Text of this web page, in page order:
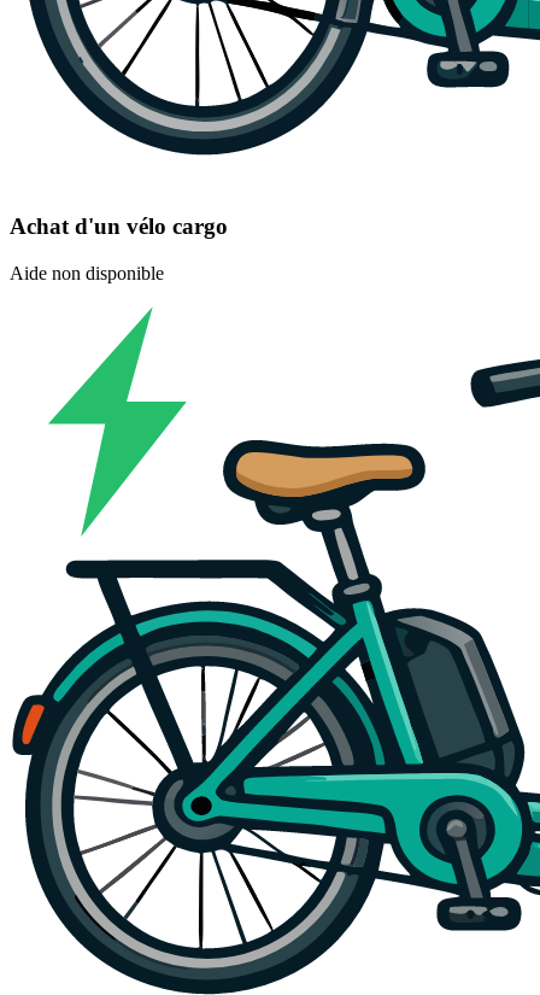
Achat d'un vélo cargo
Aide non disponible